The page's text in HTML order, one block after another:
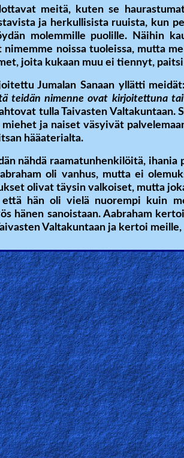
meitä, kuten se
ja herkullisista ruuista, kun
molemmille puolille. Näihin
nimemme noissa tuoleissa, mutta
joita kukaan muu ei tiennyt,
Jumalan Sanaan yllätti
teidän nimenne ovat kirjoitettuna
tulla Taivasten Valtakuntaan.
ja naiset väsyivät
hääaterialta.
nähdä raamatunhenkilöitä,
oli vanhus, mutta ei
olivat täysin valkoiset, mutta
hän oli vielä nuorempi kuin
hänen sanoistaan. Aabraham
Valtakuntaan ja kertoi